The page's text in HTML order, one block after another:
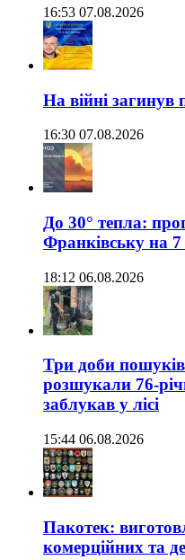
16:53 07.08.2026
На війні
16:30 07.08.2026
До 30° тепла:
Франківську на 7
18:12 06.08.2026
Три доби
розшукали 76-
заблукав у лісі
15:44 06.08.2026
Пакотек:
комерційних та